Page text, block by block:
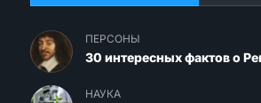
ПЕРСОНЫ
30 интересных фактов о
НАУКА